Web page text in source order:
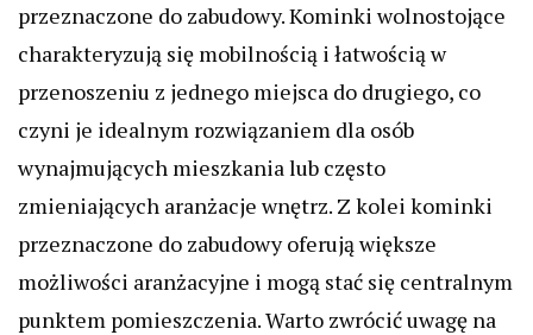
przeznaczone do zabudowy. Kominki wolnostojące
charakteryzują się mobilnością i łatwością w
przenoszeniu z jednego miejsca do drugiego, co
czyni je idealnym rozwiązaniem dla osób
wynajmujących mieszkania lub często
zmieniających aranżacje wnętrz. Z kolei kominki
przeznaczone do zabudowy oferują większe
możliwości aranżacyjne i mogą stać się centralnym
punktem pomieszczenia. Warto zwrócić uwagę na